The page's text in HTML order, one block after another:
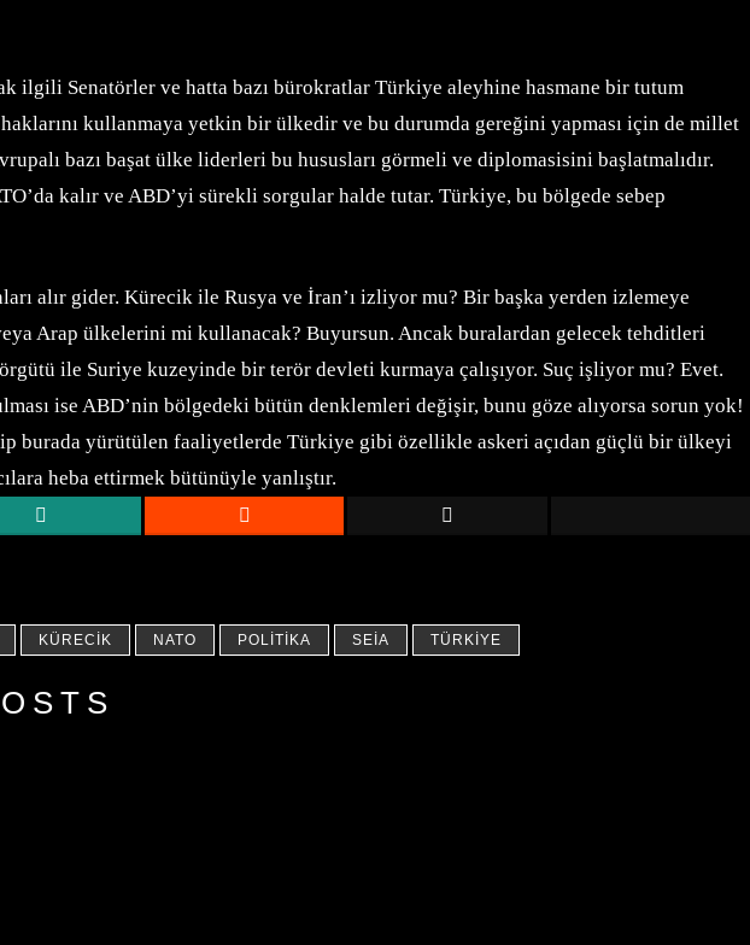
ilgili Senatörler ve hatta bazı bürokratlar Türkiye aleyhine hasmane bir tutum
kullanmaya yetkin bir ülkedir ve bu durumda gereğini yapması için de millet
bazı başat ülke liderleri bu hususları görmeli ve diplomasisini başlatmalıdır.
kalır ve ABD’yi sürekli sorgular halde tutar. Türkiye, bu bölgede sebep
alır gider. Kürecik ile Rusya ve İran’ı izliyor mu? Bir başka yerden izlemeye
Arap ülkelerini mi kullanacak? Buyursun. Ancak buralardan gelecek tehditleri
ile Suriye kuzeyinde bir terör devleti kurmaya çalışıyor. Suç işliyor mu? Evet.
ise ABD’nin bölgedeki bütün denklemleri değişir, bunu göze alıyorsa sorun yok!
burada yürütülen faaliyetlerde Türkiye gibi özellikle askeri açıdan güçlü bir ülkeyi
heba ettirmek bütünüyle yanlıştır.
KÜRECIK NATO POLITIKA SEİA TÜRKIYE